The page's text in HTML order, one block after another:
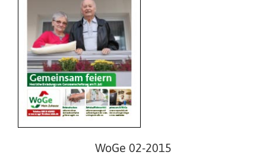
WoGe 02-2015
WoGe 01-2015